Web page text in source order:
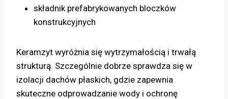
składnik prefabrykowanych bloczków
konstrukcyjnych
Keramzyt wyróżnia się wytrzymałością i trwałą
strukturą. Szczególnie dobrze sprawdza się w
izolacji dachów płaskich, gdzie zapewnia
skuteczne odprowadzanie wody i ochronę